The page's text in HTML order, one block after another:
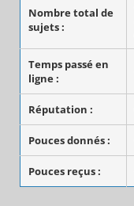
Nombre total de
sujets :
Temps passé en
ligne :
Réputation :
Pouces donnés :
Pouces reçus :